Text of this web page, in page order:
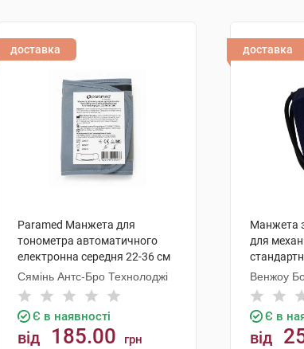
доставка
Paramed Манжета для
тонометра автоматичного
електронна середня 22-36 см
1 шт
Сямінь Антс-Бро Технолоджі
Є в наявності
від 185.00 грн
доставка
Манжета
для
Венжоу
Є в
від